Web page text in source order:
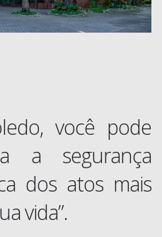
você pode
a segurança
dos atos mais
vida”.